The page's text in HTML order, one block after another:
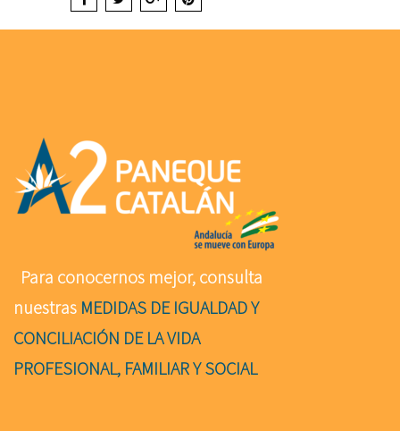
Para conocernos mejor, consulta
nuestras MEDIDAS DE IGUALDAD Y
CONCILIACIÓN DE LA VIDA
PROFESIONAL, FAMILIAR Y SOCIAL